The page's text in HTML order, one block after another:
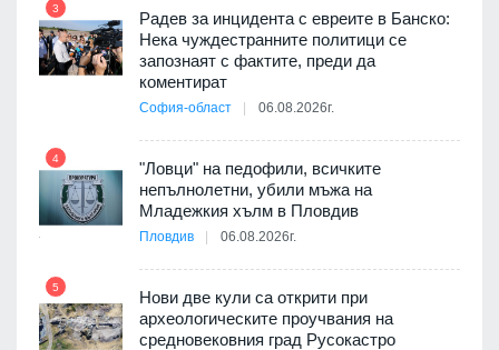
3
Радев за инцидента с евреите в Банско:
Нека чуждестранните политици се
запознаят с фактите, преди да
коментират
София-област 06.08.2026г.
4
"Ловци" на педофили, всичките
непълнолетни, убили мъжа на
Младежкия хълм в Пловдив
Пловдив 06.08.2026г.
5
Нови две кули са открити при
археологическите проучвания на
средновековния град Русокастро